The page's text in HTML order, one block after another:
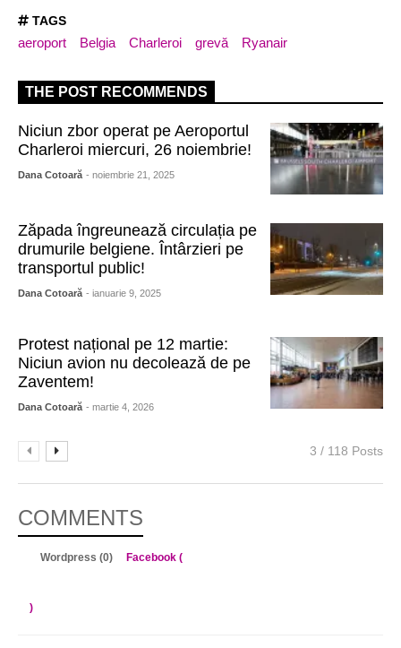
TAGS
aeroport Belgia Charleroi grevă Ryanair
THE POST RECOMMENDS
Niciun zbor operat pe Aeroportul
Charleroi miercuri, 26 noiembrie!
Dana Cotoară - noiembrie 21, 2025
Zăpada îngreunează circulația pe
drumurile belgiene. Întârzieri pe
transportul public!
Dana Cotoară - ianuarie 9, 2025
Protest național pe 12 martie:
Niciun avion nu decolează de pe
Zaventem!
Dana Cotoară - martie 4, 2026
3 / 118 Posts
COMMENTS
Wordpress (0) Facebook (
)